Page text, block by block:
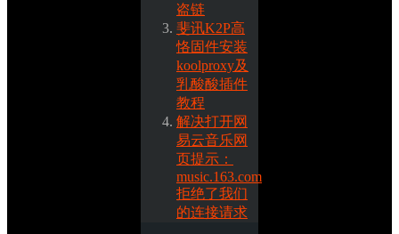
盗链
斐讯K2P高
恪固件安装
koolproxy及
乳酸酸插件
教程
解决打开网
易云音乐网
页提示：
music.163.com
拒绝了我们
的连接请求